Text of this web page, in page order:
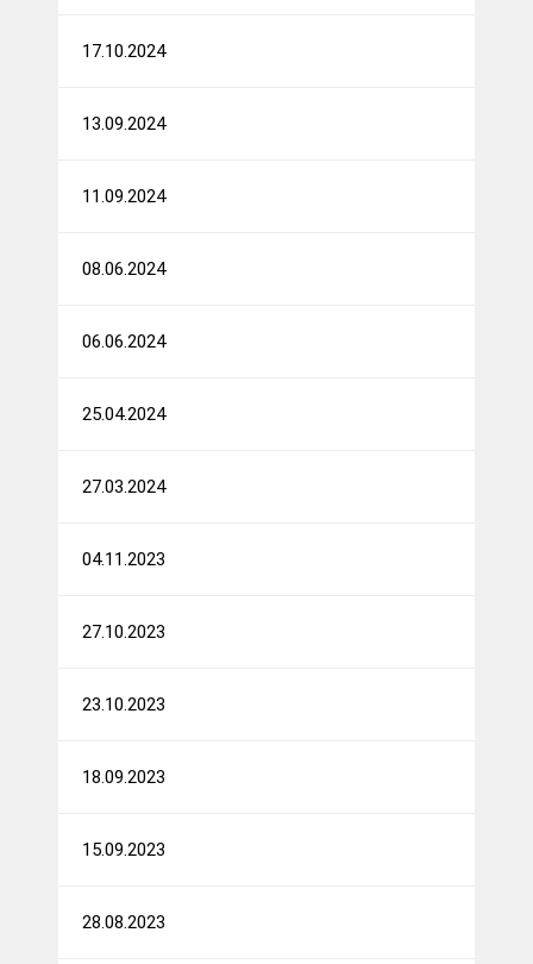
17.10.2024
13.09.2024
11.09.2024
08.06.2024
06.06.2024
25.04.2024
27.03.2024
04.11.2023
27.10.2023
23.10.2023
18.09.2023
15.09.2023
28.08.2023